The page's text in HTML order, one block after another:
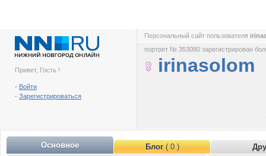
Привет, Гость !
- Войти
- Зарегистрироваться
Персональный сайт пользователя
портрет № 353080 зарегистрирован
irinasolom
Основное Блог( 0 )